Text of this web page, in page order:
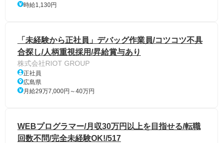
時給1,130円
「未経験から正社員」デバッグ作業員/コツコツ不具
合探し/人柄重視採用/昇給賞与あり
株式会社RIOT GROUP
正社員
広島県
月給29万7,000円～40万円
WEBプログラマー/月収30万円以上を目指せる/転職
回数不問/完全未経験OK!/517